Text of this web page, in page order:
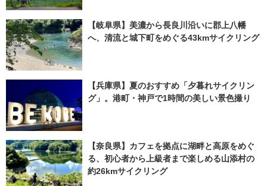
【岐阜県】美濃から長良川沿いに郡上八幡
へ、清流と城下町をめぐる43kmサイクリング
【兵庫県】夏のおすすめ「夕暮れサイクリン
グ」。港町・神戸で1時間の美しい景色撮り
【奈良県】カフェを拠点に湖畔と高原をめぐ
る、初心者から上級者まで楽しめる山添村の
約26kmサイクリング